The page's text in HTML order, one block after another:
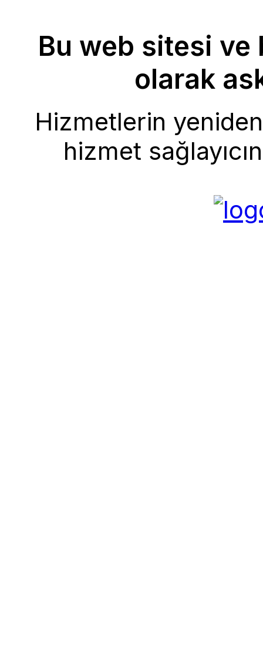
Bu web sitesi ve
olarak
Hizmetlerin
hizmet